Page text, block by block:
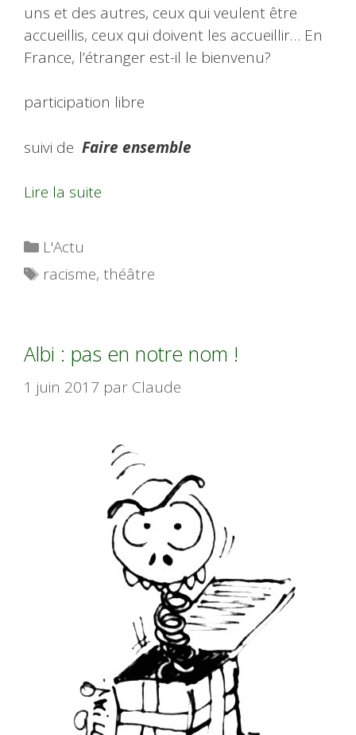
uns et des autres, ceux qui veulent être
accueillis, ceux qui doivent les accueillir… En
France, l’étranger est-il le bienvenu?
participation libre
suivi de Faire ensemble
Lire la suite
Catégories
L'Actu
Étiquettes
racisme,théâtre
Albi : pas en notre nom !
1 juin 2017 par Claude